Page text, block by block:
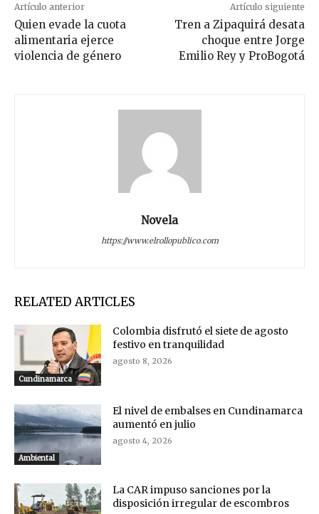
Artículo anterior
Quien evade la cuota
alimentaria ejerce
violencia de género
Artículo siguiente
Tren a Zipaquirá desata
choque entre Jorge
Emilio Rey y ProBogotá
Novela
https://www.elrollopublico.com
RELATED ARTICLES
Cundinamarca
Colombia disfrutó el siete de agosto
festivo en tranquilidad
agosto 8, 2026
Ambiental
El nivel de embalses en Cundinamarca
aumentó en julio
agosto 4, 2026
La CAR impuso sanciones por la
disposición irregular de escombros